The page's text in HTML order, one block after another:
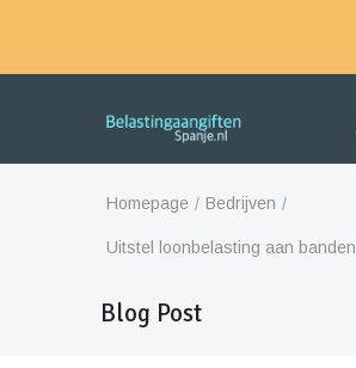
Homepage Bedrijven
Uitstel loonbelasting aan banden
Blog Post